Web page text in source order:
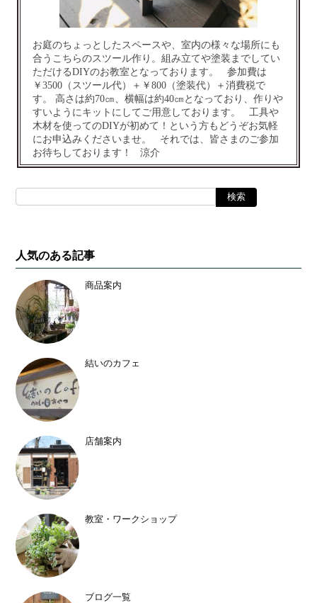
お庭のちょっとしたスペースや、室内の様々な場所にも
合うこちらのスツール作り。組み立てや塗装までしてい
ただけるDIYのお教室となっております。 参加費は
￥3500（スツール代）＋￥800（塗装代）＋消費税で
す。 高さは約70㎝、横幅は約40㎝となっており、作りや
すいようにキットにしてご用意しております。 工具や
木材を使ってのDIYが初めて！という方もどうぞお気軽
にお申込みくださいませ。 それでは、皆さまのご参加
お待ちしております！ 涼介
人気のある記事
商品案内
結いのカフェ
店舗案内
教室・ワークショップ
ブログ一覧